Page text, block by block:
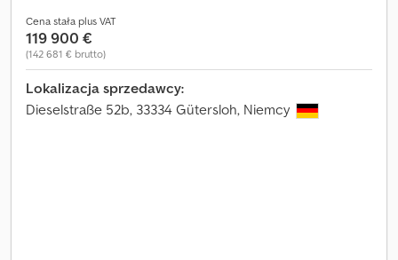
Cena stała plus VAT
119 900 €
(142 681 € brutto)
Lokalizacja sprzedawcy:
Dieselstraße 52b, 33334 Gütersloh, Niemcy